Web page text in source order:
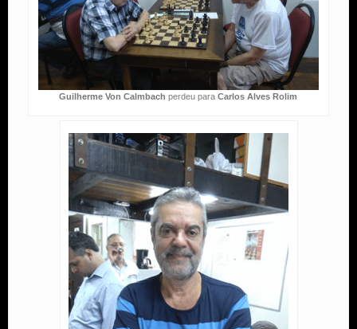
Guilherme Von Calmbach perdeu paraCarlos Alves Rolim